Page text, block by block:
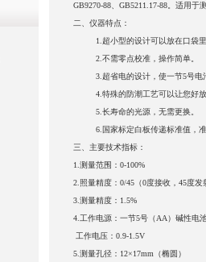
GB9270-88、 GB5211.17-88。适用于
二、仪器特点：
1. 超小型的设计可以放在口袋
2. 不需零点校准，操作简单。
3. 超省电的设计，使一节5号电
4. 特殊的防潮工艺可以让您好
5. 长寿命的光源，无需更换。
6. 国家标定白板传递标准值，
三、主要技术指标：
1. 测量范围： 0-100%
2. 照量精度： 0/45（0度接收， 45度发
3. 测量精度： 1.5%
4. 工作电源：一节5号（AA）碱性电
工作电压： 0.9-1.5V
5. 测量孔径： 12×17mm（椭圆）